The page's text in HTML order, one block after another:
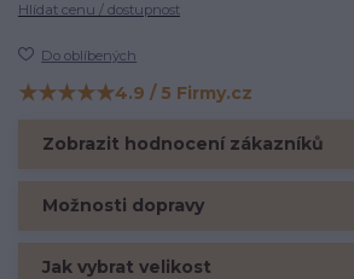
Hlídat cenu / dostupnost
Do oblíbených
Hodnocení na Firmy.cz
★★★★★4.9 / 5 Firmy.cz
Zobrazit hodnocení zákazníků
Možnosti dopravy
Jak vybrat velikost